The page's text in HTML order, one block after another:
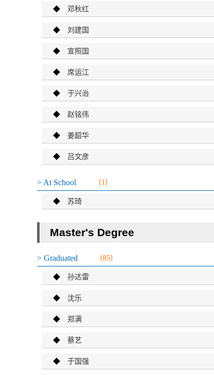
◆邓秋红
◆刘建国
◆ 宣照国
◆ 席运江
◆于兴治
◆赵铭伟
◆姜韶华
◆ 吕文彦
> At School （1）
◆苏琦
Master's Degree
> Graduated （85）
◆孙达雷
◆沈乐
◆郑满
◆蔡艺
◆于国强